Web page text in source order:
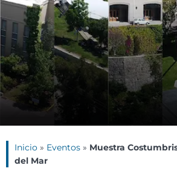
Inicio » Eventos » Muestra
del Mar